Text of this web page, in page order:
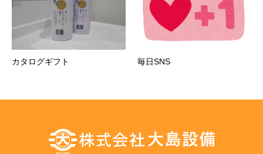
カタログギフト 毎日SNS